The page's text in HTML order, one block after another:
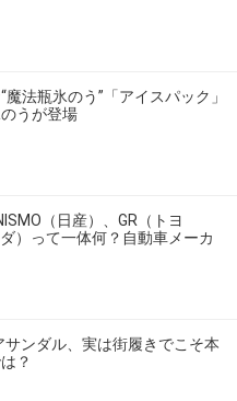
法瓶氷のう”「アイスパック」
うが登場
（日産）、GR（トヨ
）って一体何？自動車メーカ
ンダル、実は街履きでこそ本
？